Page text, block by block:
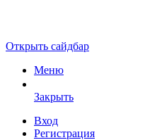
Открыть сайдбар
Меню
Закрыть
Вход
Регистрация